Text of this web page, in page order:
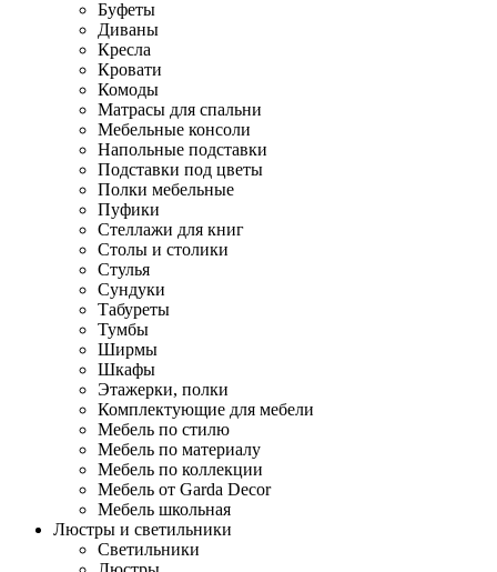
Буфеты
Диваны
Кресла
Кровати
Комоды
Матрасы для спальни
Мебельные консоли
Напольные подставки
Подставки под цветы
Полки мебельные
Пуфики
Стеллажи для книг
Столы и столики
Стулья
Сундуки
Табуреты
Тумбы
Ширмы
Шкафы
Этажерки, полки
Комплектующие для мебели
Мебель по стилю
Мебель по материалу
Мебель по коллекции
Мебель от Garda Decor
Мебель школьная
Люстры и светильники
Светильники